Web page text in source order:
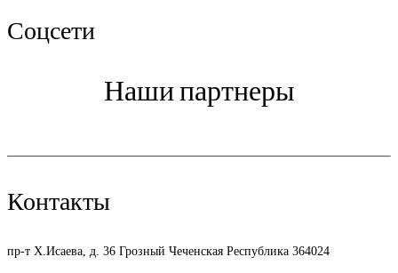
Соцсети
Наши партнеры
Контакты
пр-т Х.Исаева, д. 36 Грозный Чеченская Республика 364024